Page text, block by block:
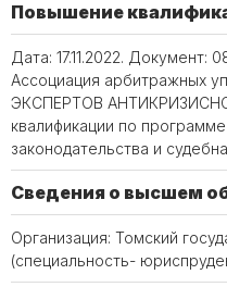
Повышение
Дата: 17.11.2022. Документ:
Ассоциация арбитражных
ЭКСПЕРТОВ
квалификации по
законодательства и
Сведения о высшем
Организация: Томский
(специальность-